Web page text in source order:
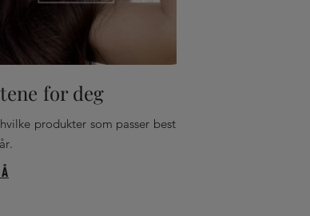
for deg
produkter som passer best